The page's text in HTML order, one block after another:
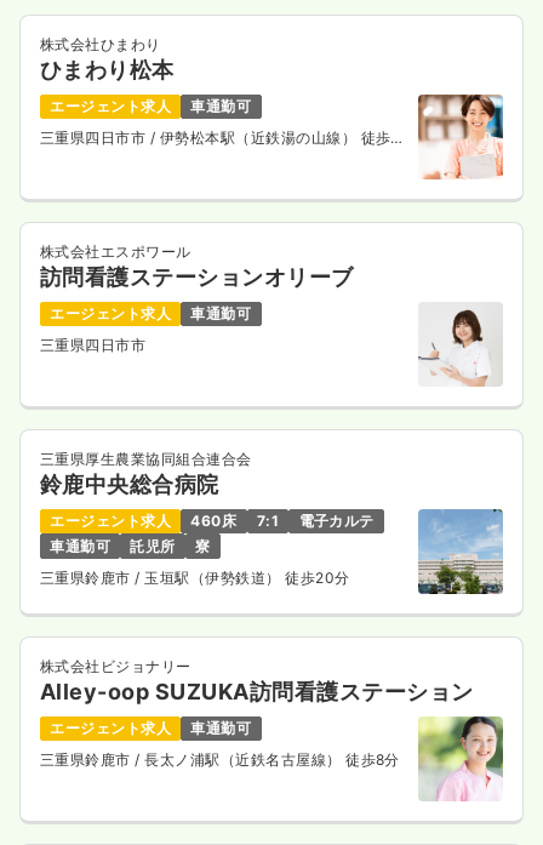
株式会社ひまわり
ひまわり松本
エージェント求人
車通勤可
三重県四日市市 / 伊勢松本駅（近鉄湯の山線） 徒歩3
株式会社エスポワール
訪問看護ステーションオリーブ
エージェント求人
車通勤可
三重県四日市市
三重県厚生農業協同組合連合会
鈴鹿中央総合病院
エージェント求人 460床 7:1
電子カルテ
車通勤可
託児所
寮
三重県鈴鹿市 / 玉垣駅（伊勢鉄道） 徒歩20分
株式会社ビジョナリー
Alley-oop SUZUKA訪問看護ステーション
エージェント求人
車通勤可
三重県鈴鹿市/ 長太ノ浦駅（近鉄名古屋線） 徒歩8分